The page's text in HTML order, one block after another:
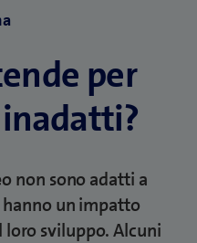
per
non sono adatti a
hanno un impatto
loro sviluppo. Alcuni